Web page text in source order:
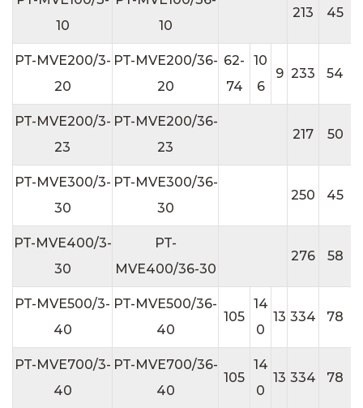
10
10
213 45
PT-MVE200/3-
20
PT-MVE200/36-
20
62-
74
10
6
9 233 54
PT-MVE200/3-
23
PT-MVE200/36-
23
217 50
PT-MVE300/3-
30
PT-MVE300/36-
30
250 45
PT-MVE400/3-
30
PT-
MVE400/36-30
276 58
PT-MVE500/3-
40
PT-MVE500/36-
40
105
14
0
13 334 78
PT-MVE700/3-
40
PT-MVE700/36-
40
105
14
0
13 334 78